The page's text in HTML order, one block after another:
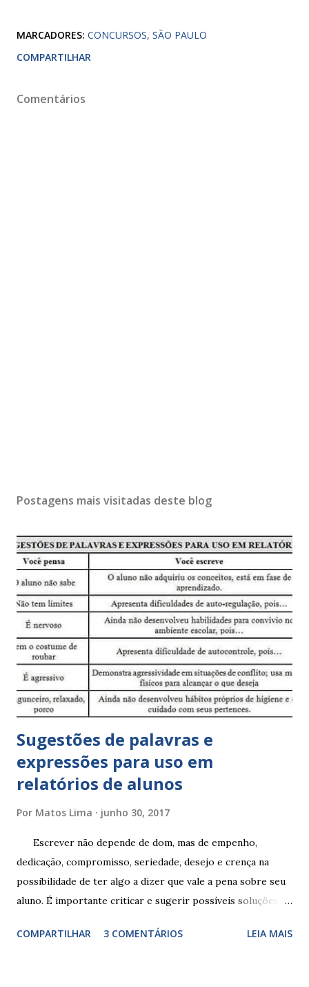
MARCADORES: CONCURSOS SÃO PAULO
COMPARTILHAR
Comentários
Postagens mais visitadas deste blog
Sugestões de palavras e
expressões para uso em
relatórios de alunos
Por Matos Lima junho 30, 2017
Escrever não depende de dom, mas de empenho,
dedicação, compromisso, seriedade, desejo e crença na
possibilidade de ter algo a dizer que vale a pena sobre seu
aluno. É importante criticar e sugerir possíveis soluções.
exercitação. E encontrar a melhor maneira de expressar o
COMPARTILHAR 3 COMENTÁRIOS LEIA MAIS